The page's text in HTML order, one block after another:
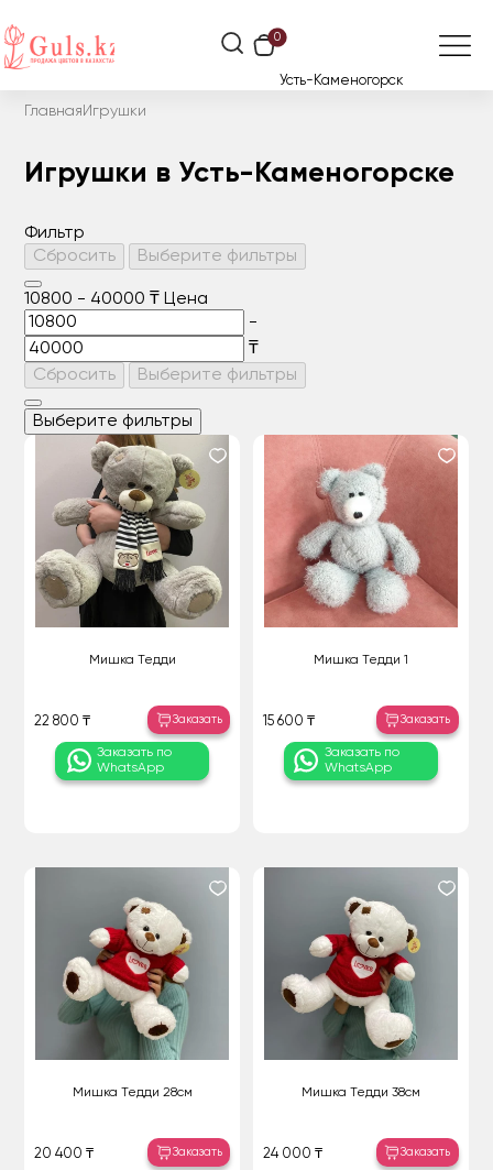
0
Усть-Каменогорск
Главная Игрушки
Игрушки в Усть-Каменогорске
Фильтр
Сбросить
Выберите фильтры
10800 - 40000 ₸ Цена
-
₸
Сбросить
Выберите фильтры
Выберите фильтры
Мишка Тедди
22 800 ₸ Заказать
Заказать по
WhatsApp
Мишка Тедди 1
15 600 ₸ Заказать
Заказать по
WhatsApp
Мишка Тедди 28см
20 400 ₸ Заказать
Мишка Тедди 38см
24 000 ₸ Заказать